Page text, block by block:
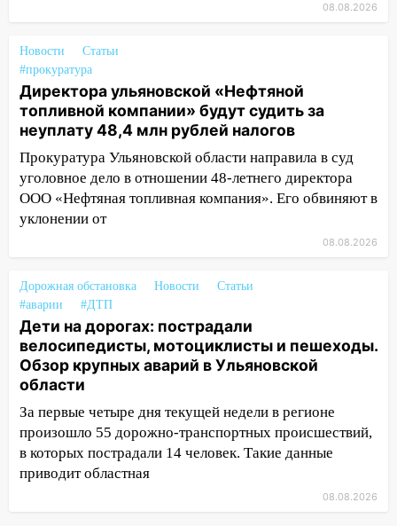
Федерации: возбуждено уголовное дело
11:16 В Ульяновске ищут 37-летнего
мужчину, пропавшего ещё 19 июля
10:30 От мотофристайла до прогулки с
хаски: куда сходить в Ульяновской
области 8–9 августа
10:11 Директора ульяновской
«Нефтяной топливной компании» будут
судить за неуплату 48,4 млн рублей
09:28 Дети на дорогах: пострадали
велосипедисты, мотоциклисты и
пешеходы. Обзор крупных аварий в
Ульяновской области
08:30 Поджог со свечой, 16 сгоревших
домов и выстрел за водку
07:50 Какая погоды будет днем 8
августа
08.08.2026
Новости
Статьи
#прокуратура
Директора ульяновской «Нефтяной
топливной компании» будут судить за
неуплату 48,4 млн рублей налогов
Прокуратура Ульяновской области направила в суд
уголовное дело в отношении 48-летнего директора
ООО «Нефтяная топливная компания». Его обвиняют в
уклонении от
08.08.2026
Дорожная обстановка Новости
Статьи
#аварии
#ДТП
Дети на дорогах: пострадали
велосипедисты, мотоциклисты и пешеходы.
Обзор крупных аварий в Ульяновской
области
За первые четыре дня текущей недели в регионе
произошло 55 дорожно-транспортных происшествий,
в которых пострадали 14 человек. Такие данные
приводит областная
08.08.2026